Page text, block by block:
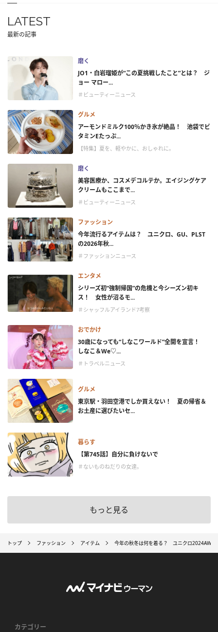
LATEST
最新の記事
磨く
JO1・白岩瑠姫が“この夏挑戦したこと”とは？ ジ
ョー マロー...
＃ビューティーニュース
グルメ
アーモンドミルク100％かき氷が絶品！ 池袋でビ
タミンEたっぷ...
【特集】夏を、軽やかに、おしゃれに。
磨く
美容医療か、コスメデコルテか。エイジングケア
クリームもここまで...
＃ビューティーニュース
ファッション
今年流行るアイテムは？ ユニクロ、GU、PLST
の2026年秋...
＃ファッションニュース
エンタメ
シリーズ初“強制帰国”の危機と今シーズン初キ
ス！ 女性が沼るモ...
＃シャッフルアイランド7考察
おでかけ
30歳になっても“しなこワールド”全開を宣言！
しなこ＆We♡...
＃トラベルニュース
グルメ
東京駅・羽田空港でしか買えない！ 夏の帰省＆
お土産に選びたいセ...
暮らす
【第745話】自分に負けないで
＃ないものねだりの女達。
もっと見る
トップ ファッション アイテム 今年の秋冬は何を着る？ ユニクロ2024AW展
カテゴリー